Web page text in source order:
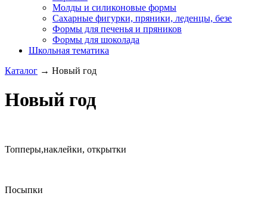
Молды и силиконовые формы
Сахарные фигурки, пряники, леденцы, безе
Формы для печенья и пряников
Формы для шоколада
Школьная тематика
Каталог → Новый год
Новый год
Топперы,наклейки, открытки
Посыпки